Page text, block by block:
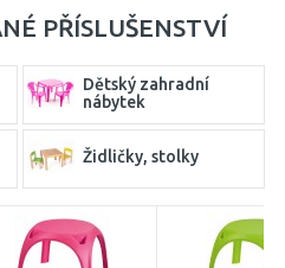
PŘÍSLUŠENSTVÍ
Dětský zahradní
nábytek
Židličky, stolky